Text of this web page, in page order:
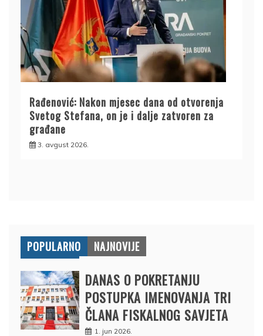
Rađenović: Nakon mjesec dana od otvorenja
Svetog Stefana, on je i dalje zatvoren za
građane
3. avgust 2026.
POPULARNO NAJNOVIJE
DANAS O POKRETANJU
POSTUPKA IMENOVANJA TRI
ČLANA FISKALNOG SAVJETA
1. jun 2026.